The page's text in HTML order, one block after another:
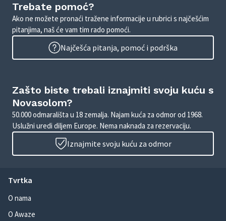
Trebate pomoć?
Ako ne možete pronaći tražene informacije u rubrici s najčešćim
pitanjima, naš će vam tim rado pomoći.
Najčešća pitanja, pomoć i podrška
Zašto biste trebali iznajmiti svoju kuću s
Novasolom?
50.000 odmarališta u 18 zemalja. Najam kuća za odmor od 1968.
Uslužni uredi diljem Europe. Nema naknada za rezervaciju.
Iznajmite svoju kuću za odmor
Tvrtka
O nama
O Awaze